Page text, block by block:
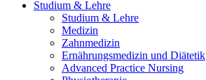
Studium & Lehre
Studium & Lehre
Medizin
Zahnmedizin
Ernährungsmedizin und Diätetik
Advanced Practice Nursing